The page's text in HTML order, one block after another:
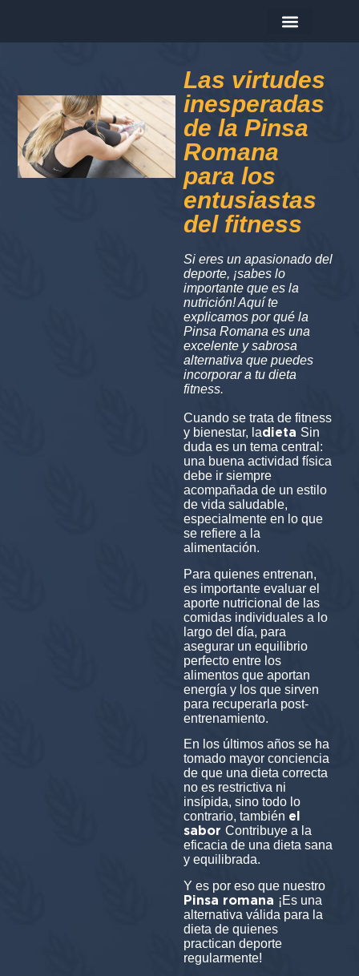
Las virtudes
inesperadas
de la Pinsa
Romana
para los
entusiastas
del fitness
Si eres un apasionado del
deporte, ¡sabes lo
importante que es la
nutrición! Aquí te
explicamos por qué la
Pinsa Romana es una
excelente y sabrosa
alternativa que puedes
incorporar a tu dieta
fitness.
Cuando se trata de fitness
y bienestar, ladieta Sin
duda es un tema central:
una buena actividad física
debe ir siempre
acompañada de un estilo
de vida saludable,
especialmente en lo que
se refiere a la
alimentación.
Para quienes entrenan,
es importante evaluar el
aporte nutricional de las
comidas individuales a lo
largo del día, para
asegurar un equilibrio
perfecto entre los
alimentos que aportan
energía y los que sirven
para recuperarla post-
entrenamiento.
En los últimos años se ha
tomado mayor conciencia
de que una dieta correcta
no es restrictiva ni
insípida, sino todo lo
contrario, también el
sabor Contribuye a la
eficacia de una dieta sana
y equilibrada.
Y es por eso que nuestro
Pinsa romana ¡Es una
alternativa válida para la
dieta de quienes
practican deporte
regularmente!